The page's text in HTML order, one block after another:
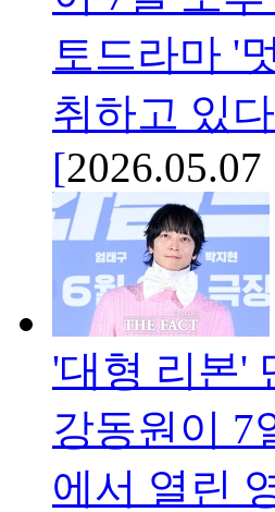
토드라마 '
취하고 있
[2026.05.07
'대형 리본'
강동원이 7
에서 열린